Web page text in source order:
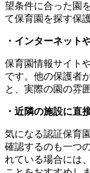
望条件に合った園
て保育園を探す保
・インターネット
保育園情報サイト
です。他の保護者
と、実際の園の雰
・近隣の施設に直
気になる認証保育
確認するのも一つ
れている場合には